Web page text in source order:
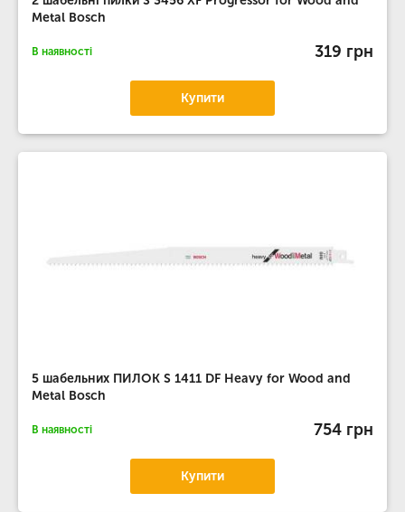
Metal Bosch
В наявності 319 грн
Купити
5 шабельних ПИЛОК S 1411 DF Heavy for Wood and
Metal Bosch
В наявності 754 грн
Купити